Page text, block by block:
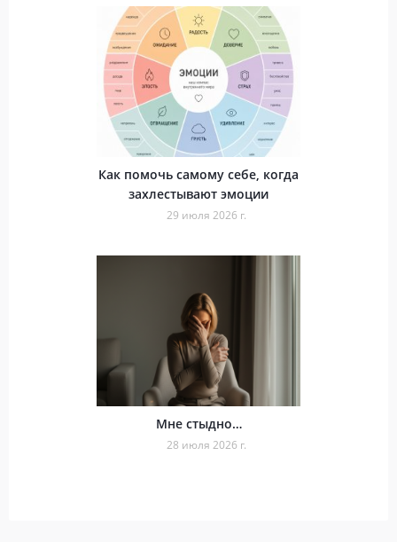
Как помочь самому себе, когда
захлестывают эмоции
29 июля 2026 г.
Мне стыдно…
28 июля 2026 г.